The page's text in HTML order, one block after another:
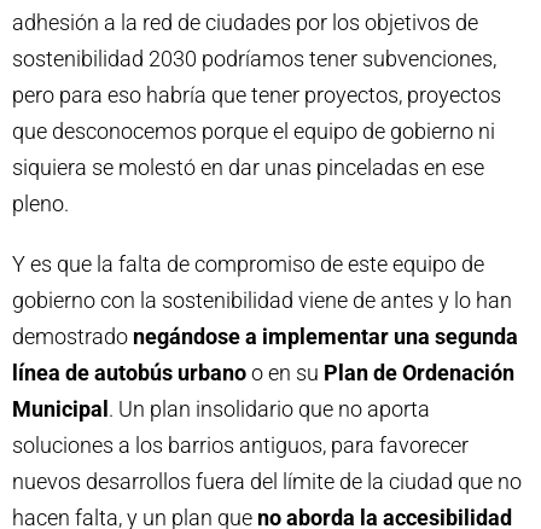
adhesión a la red de ciudades por los objetivos de
sostenibilidad 2030 podríamos tener subvenciones,
pero para eso habría que tener proyectos, proyectos
que desconocemos porque el equipo de gobierno ni
siquiera se molestó en dar unas pinceladas en ese
pleno.
Y es que la falta de compromiso de este equipo de
gobierno con la sostenibilidad viene de antes y lo han
demostrado negándose a implementar una segunda
línea de autobús urbanoo en su Plan de Ordenación
Municipal . Un plan insolidario que no aporta
soluciones a los barrios antiguos, para favorecer
nuevos desarrollos fuera del límite de la ciudad que no
hacen falta, y un plan que no aborda la accesibilidad